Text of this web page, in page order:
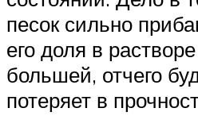
песок сильно
его доля в
большей, отчего
потеряет в